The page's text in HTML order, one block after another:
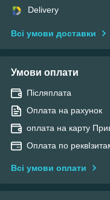
Delivery
Всі умови доставки
Умови оплати
Післяплата
Оплата на рахунок
оплата на карту
Оплата по
Всі умови оплати